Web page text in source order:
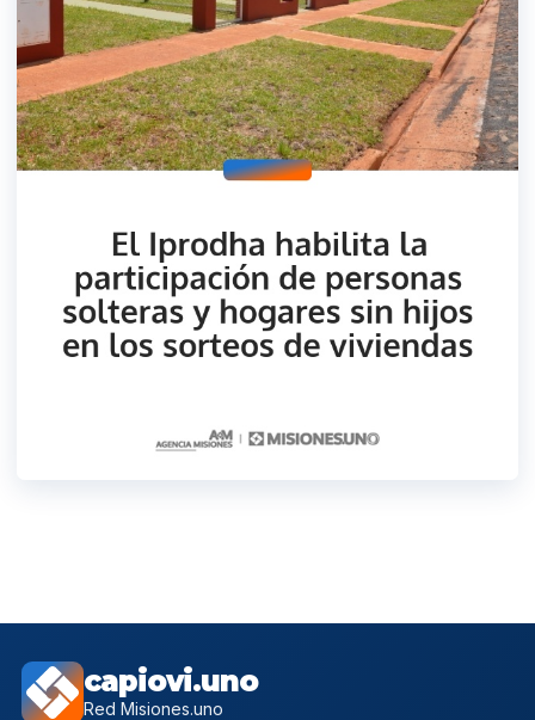
capiovi.uno
Red Misiones.uno